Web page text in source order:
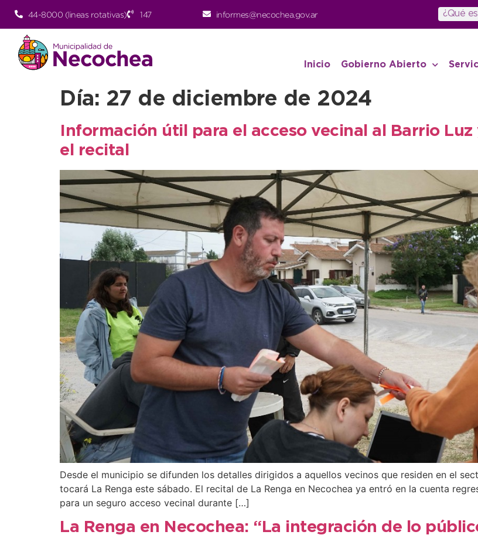
44-8000 (lineas rotativas) 147 informes@necochea.gov.ar
Inicio Gobierno Abierto
Día: 27 de diciembre de 2024
Información útil para el acceso vecinal al Barrio
el recital
Desde el municipio se difunden los detalles dirigidos a aquellos vecinos que residen en el
tocará La Renga este sábado. El recital de La Renga en Necochea ya entró en la cuenta
para un seguro acceso vecinal durante […]
La Renga en Necochea: “La integración de lo